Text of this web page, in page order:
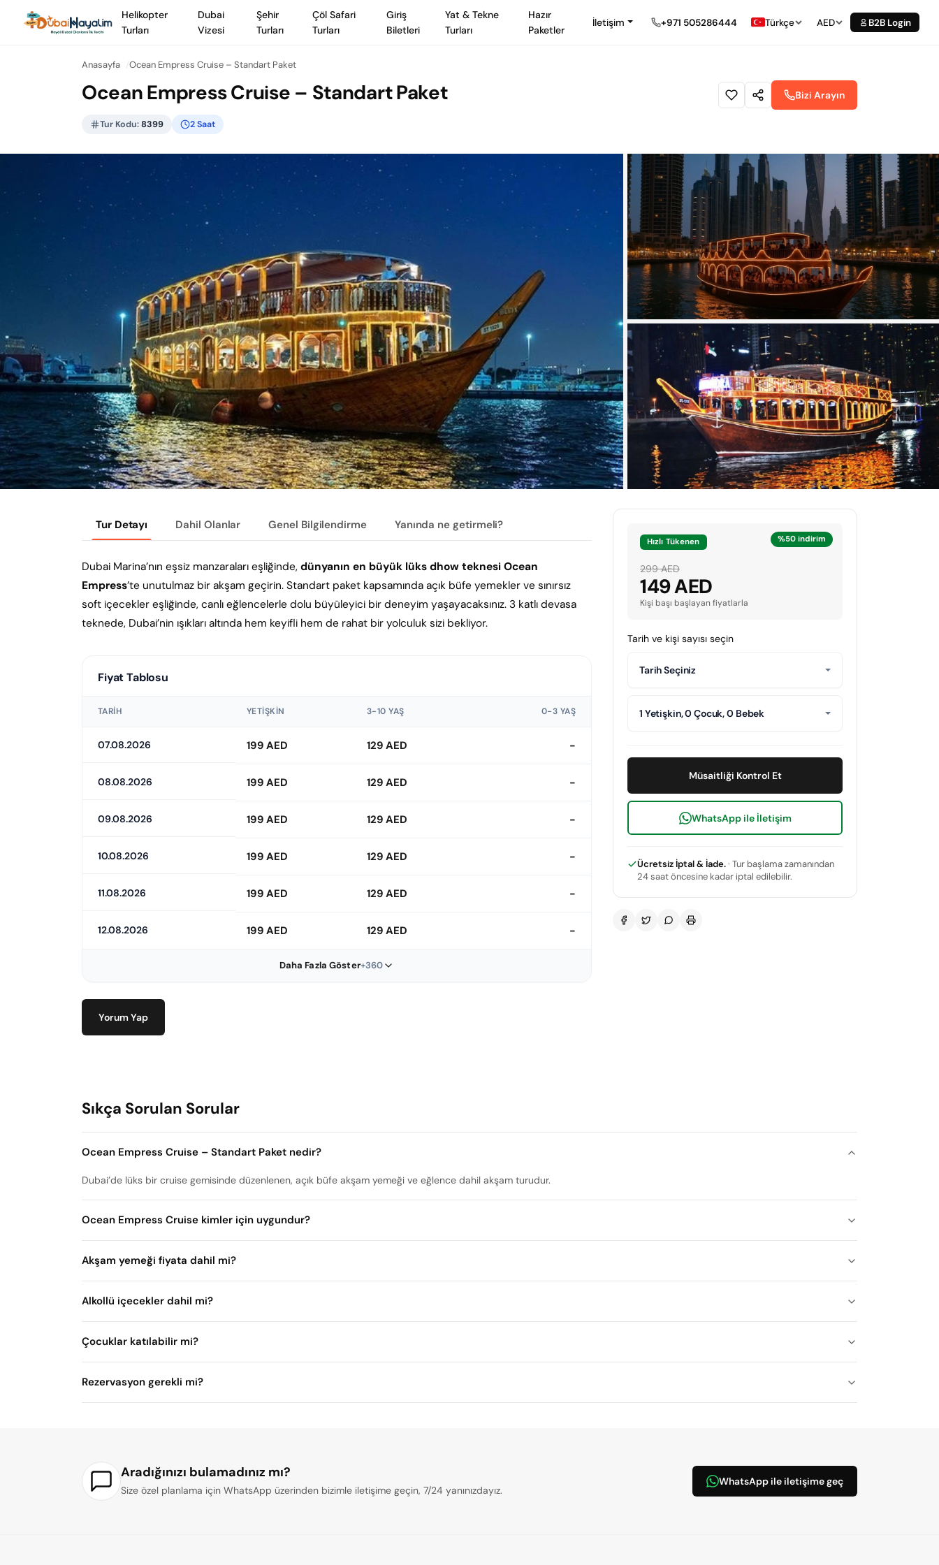
Helikopter
Turları
Dubai
Vizesi
Şehir
Turları
Çöl Safari
Turları
Giriş
Biletleri
Yat & Tekne
Turları
Hazır
Paketler
İletişim +971 505286444 Türkçe AED B2B Login
Anasayfa Ocean Empress Cruise – Standart Paket
Ocean Empress Cruise – Standart Paket
Tur Kodu:8399 2 Saat
Bizi Arayın
Tur Detayı Dahil Olanlar Genel Bilgilendirme Yanında ne getirmeli?
Dubai Marina’nın eşsiz manzaraları eşliğinde, dünyanın en büyük lüks dhow teknesi Ocean
Empress’te unutulmaz bir akşam geçirin. Standart paket kapsamında açık büfe yemekler ve sınırsız
soft içecekler eşliğinde, canlı eğlencelerle dolu büyüleyici bir deneyim yaşayacaksınız. 3 katlı devasa
teknede, Dubai’nin ışıkları altında hem keyifli hem de rahat bir yolculuk sizi bekliyor.
Fiyat Tablosu
TARIH YETIŞKIN 3-10 YAŞ 0-3 YAŞ
07.08.2026 199 AED 129 AED -
08.08.2026 199 AED 129 AED -
09.08.2026 199 AED 129 AED -
10.08.2026 199 AED 129 AED -
11.08.2026 199 AED 129 AED -
12.08.2026 199 AED 129 AED -
Daha Fazla Göster+360
Yorum Yap
%50 indirim
Hızlı Tükenen
299 AED
149 AED
Kişi başı başlayan fiyatlarla
Tarih ve kişi sayısı seçin
Tarih Seçiniz
1 Yetişkin, 0 Çocuk, 0 Bebek
Müsaitliği Kontrol Et
WhatsApp ile İletişim
Ücretsiz İptal & İade.· Tur başlama zamanından
24 saat öncesine kadar iptal edilebilir.
Sıkça Sorulan Sorular
Ocean Empress Cruise – Standart Paket nedir?
Dubai’de lüks bir cruise gemisinde düzenlenen, açık büfe akşam yemeği ve eğlence dahil akşam turudur.
Ocean Empress Cruise kimler için uygundur?
Akşam yemeği fiyata dahil mi?
Alkollü içecekler dahil mi?
Çocuklar katılabilir mi?
Rezervasyon gerekli mi?
Aradığınızı bulamadınız mı?
Size özel planlama için WhatsApp üzerinden bizimle iletişime geçin, 7/24 yanınızdayız.
WhatsApp ile iletişime geç